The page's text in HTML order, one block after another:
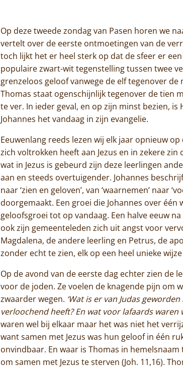
Op deze tweede zondag van Pasen horen we
vertelt over de eerste ontmoetingen van de
toch lijkt het er heel sterk op dat de sfeer er
populaire zwart-wit tegenstelling tussen twee
grenzeloos geloof vanwege de elf tegenover
Thomas staat ogenschijnlijk tegenover de tien
te ver. In ieder geval, en op zijn minst bezien,
Johannes het vandaag in zijn evangelie.
Eeuwenlang reeds lezen wij elk jaar opnieuw
zich voltrokken heeft aan Jezus en in zekere
wat in Jezus is gebeurd zijn deze leerlingen
aan en steeds overtuigender. Johannes
naar ‘zien en geloven’, van ‘waarnemen’ naar
doorgemaakt. Een groei die Johannes over
geloofsgroei tot op vandaag. Een halve eeuw
ook zijn gemeenteleden zich uit angst voor
Magdalena, de andere leerling en Petrus, de
zonder echt te zien, elk op een heel unieke
Op de avond van de eerste dag echter zien de
voor de joden. Ze voelen de knagende pijn om
zwaarder wegen. ‘Wat is er van Judas
verloochend heeft? En wat voor lafaards
waren wel bij elkaar maar het was niet het
want samen met Jezus was hun geloof in één
onvindbaar. En waar is Thomas in
om samen met Jezus te sterven (Joh. 11,16).